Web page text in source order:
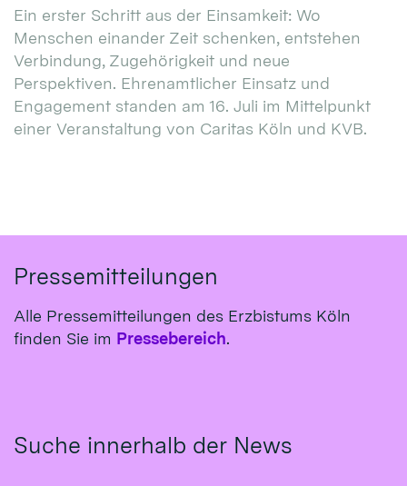
Ein erster Schritt aus der Einsamkeit: Wo
Menschen einander Zeit schenken, entstehen
Verbindung, Zugehörigkeit und neue
Perspektiven. Ehrenamtlicher Einsatz und
Engagement standen am 16. Juli im Mittelpunkt
einer Veranstaltung von Caritas Köln und KVB.
Pressemitteilungen
Alle Pressemitteilungen des Erzbistums Köln
finden Sie im Pressebereich.
Suche innerhalb der News